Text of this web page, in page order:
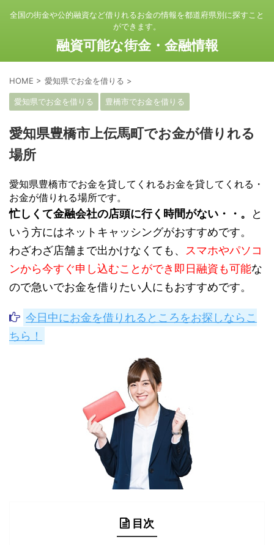
全国の街金や公的融資など借りれるお金の情報を都道府県別に探すこと
ができます。
融資可能な街金・金融情報
HOME > 愛知県でお金を借りる >
愛知県でお金を借りる 豊橋市でお金を借りる
愛知県豊橋市上伝馬町でお金が借りれる
場所
愛知県豊橋市でお金を貸してくれるお金を貸してくれる・
お金が借りれる場所です。
忙しくて金融会社の店頭に行く時間がない・・。
と
いう方にはネットキャッシングがおすすめです。
わざわざ店舗まで出かけなくても、
スマホやパソコ
ンから今すぐ申し込むことができ即日融資も可能な
ので急いでお金を借りたい人にもおすすめです。
今日中にお金を借りれるところをお探しならこ
ちら！
目次